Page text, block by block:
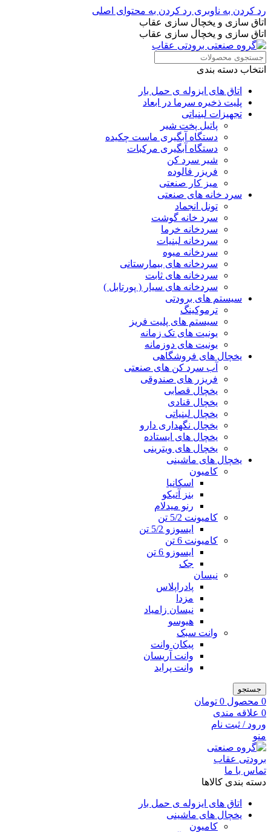
رد کردن به ناوبری رد کردن به محتوای اصلی
اتاق سازی و یخچال سازی عقاب
اتاق سازی و یخچال سازی عقاب
انتخاب دسته بندی
اتاق های ایزوله ی حمل بار
پلیت ذخیره سرما در ابعاد
تجهیزات لبنیاتی
پاتیل پخت شیر
دستگاه آبگیری ماست چکیده
دستگاه آبگیری مرکبات
شیر سرد کن
فریزر فالوده
میز کار صنعتی
سرد خانه های صنعتی
تونل انجماد
سرد خانه گوشت
سردخانه خرما
سردخانه لبنیات
سردخانه میوه
سردخانه های بیمارستانی
سردخانه های ثابت
سردخانه های سیار ( پورتابل )
سیستم های برودتی
ترموکینگ
سیستم های پلیت فریز
یونیت های تک زمانه
یونیت های دوزمانه
یخچال های فروشگاهی
آب سرد کن های صنعتی
فریزر های صندوقی
یخچال قصابی
یخچال قنادی
یخچال لبنیاتی
یخچال نگهداری دارو
یخچال های ایستاده
یخچال های ویترینی
یخچال های ماشینی
کامیون
اسکانیا
بنز آتیکو
رنو میدلام
کامیونت 5/2 تن
ایسوزو 5/2 تن
کامیونت 6 تن
ایسوزو 6 تن
جک
نیسان
پادراپلاس
مزدا
نیسان زامیاد
هیوسو
وانت سبک
پیکان وانت
وانت آریسان
وانت پراید
جستجو
0 محصول 0 تومان
0 علاقه مندی
ورود / ثبت نام
منو
تماس با ما
دسته بندی کالاها
اتاق های ایزوله ی حمل بار
یخچال های ماشینی
کامیون